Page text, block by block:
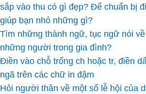
sắp vào thu có gì đẹp? Để chuẩn bị
giúp bạn nhỏ những gì?
Tìm những thành ngữ, tục ngữ nói
những người trong gia đình?
Điền vào chỗ trống ch hoặc tr, điền
ngã trên các chữ in đậm
Hỏi người thân về một số lễ hội của